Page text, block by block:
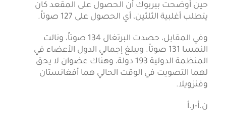
حين أوضحت بيربوك أن الحصول على المقعد كان
يتطلب أغلبية الثلثين، أي الحصول على 127 صوتاً.
وفي المقابل، حصدت البرتغال 134 صوتاً، ونالت
النمسا 131 صوتاً. ويبلغ إجمالي الدول الأعضاء في
المنظمة الدولية 193 دولة، وهناك عضوان لا يحق
لهما التصويت في الوقت الحالي هما أفغانستان
وفنزويلا.
ن.أ-ر.أ